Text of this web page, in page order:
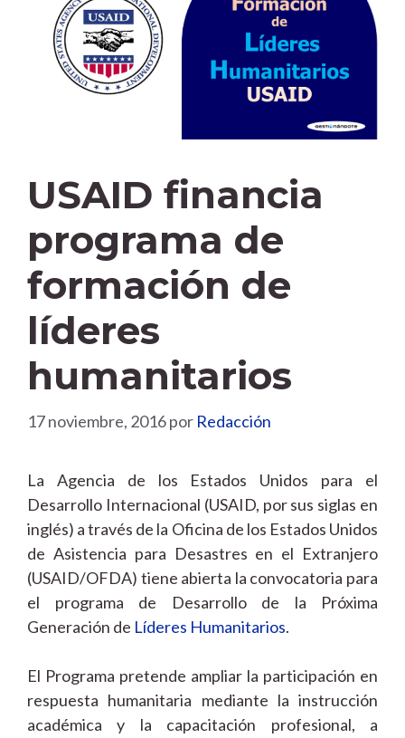
USAID financia
programa de
formación de
líderes
humanitarios
17 noviembre, 2016por Redacción
La Agencia de los Estados Unidos para el
Desarrollo Internacional (USAID, por sus siglas en
inglés) a través de la Oficina de los Estados Unidos
de Asistencia para Desastres en el Extranjero
(USAID/OFDA) tiene abierta la convocatoria para
el programa de Desarrollo de la Próxima
Generación de Líderes Humanitarios.
El Programa pretende ampliar la participación en
respuesta humanitaria mediante la instrucción
académica y la capacitación profesional, a